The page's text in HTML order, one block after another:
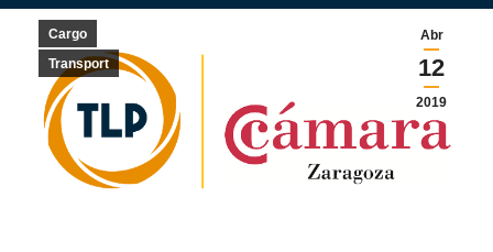
Abr
12
2019
Cargo
Transport